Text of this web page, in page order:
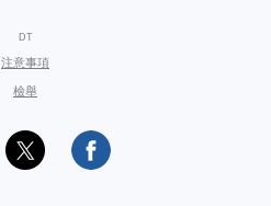
DT
注意事項
檢舉